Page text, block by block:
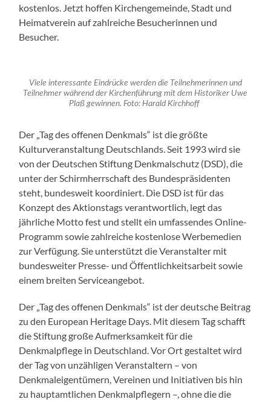
kostenlos. Jetzt hoffen Kirchengemeinde, Stadt und
Heimatverein auf zahlreiche Besucherinnen und
Besucher.
Viele interessante Eindrücke werden die Teilnehmerinnen und
Teilnehmer während der Kirchenführung mit dem Historiker Uwe
Plaß gewinnen. Foto: Harald Kirchhoff
Der „Tag des offenen Denkmals“ ist die größte
Kulturveranstaltung Deutschlands. Seit 1993 wird sie
von der Deutschen Stiftung Denkmalschutz (DSD), die
unter der Schirmherrschaft des Bundespräsidenten
steht, bundesweit koordiniert. Die DSD ist für das
Konzept des Aktionstags verantwortlich, legt das
jährliche Motto fest und stellt ein umfassendes Online-
Programm sowie zahlreiche kostenlose Werbemedien
zur Verfügung. Sie unterstützt die Veranstalter mit
bundesweiter Presse- und Öffentlichkeitsarbeit sowie
einem breiten Serviceangebot.
Der „Tag des offenen Denkmals“ ist der deutsche Beitrag
zu den European Heritage Days. Mit diesem Tag schafft
die Stiftung große Aufmerksamkeit für die
Denkmalpflege in Deutschland. Vor Ort gestaltet wird
der Tag von unzähligen Veranstaltern – von
Denkmaleigentümern, Vereinen und Initiativen bis hin
zu hauptamtlichen Denkmalpflegern –, ohne die die